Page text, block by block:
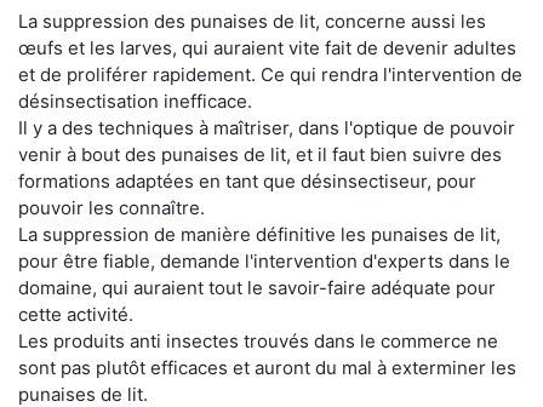
La suppression des punaises de lit, concerne aussi les
œufs et les larves, qui auraient vite fait de devenir adultes
et de proliférer rapidement. Ce qui rendra l'intervention de
désinsectisation inefficace.
Il y a des techniques à maîtriser, dans l'optique de pouvoir
venir à bout des punaises de lit, et il faut bien suivre des
formations adaptées en tant que désinsectiseur, pour
pouvoir les connaître.
La suppression de manière définitive les punaises de lit,
pour être fiable, demande l'intervention d'experts dans le
domaine, qui auraient tout le savoir-faire adéquate pour
cette activité.
Les produits anti insectes trouvés dans le commerce ne
sont pas plutôt efficaces et auront du mal à exterminer les
punaises de lit.